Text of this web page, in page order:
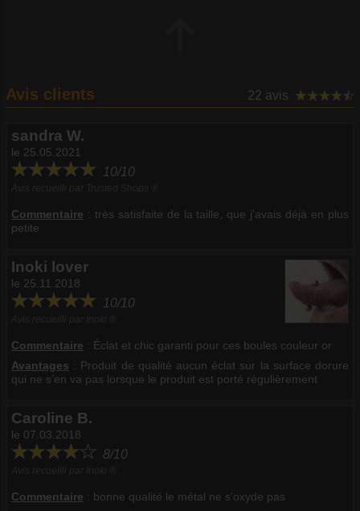
Avis clients 22 avis
sandra W.
le 25.05.2021
10/10
Commentaire : très satisfaite de la taille, que j'avais déjà en plus
petite
Inoki lover
le 25.11.2018
10/10
Commentaire : Éclat et chic garanti pour ces boules couleur or
Avantages : Produit de qualité aucun éclat sur la surface dorure
qui ne s’en va pas lorsque le produit est porté régulièrement
Caroline B.
le 07.03.2018
8/10
Commentaire : bonne qualité le métal ne s'oxyde pas